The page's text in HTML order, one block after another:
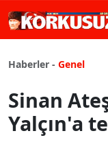
Haberler - Genel
Sinan
Yalçın'a